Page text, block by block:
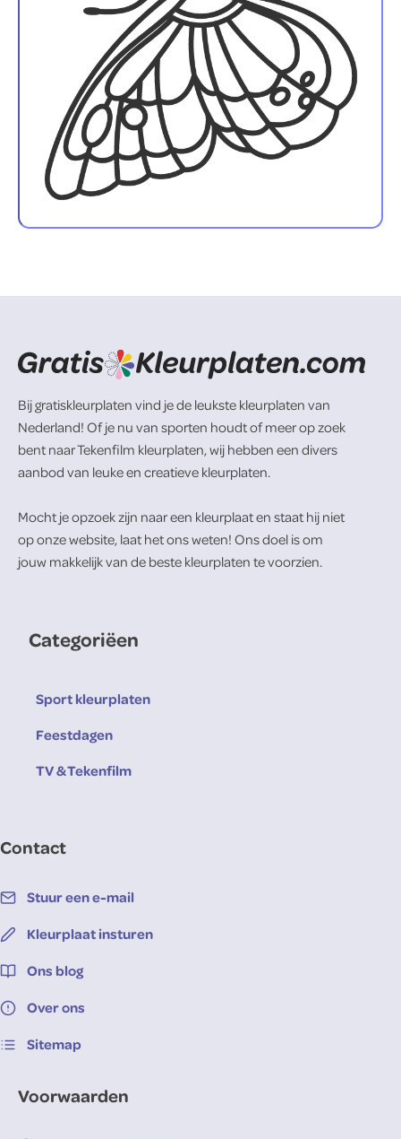
Bij gratiskleurplaten vind je de leukste kleurplaten van
Nederland! Of je nu van sporten houdt of meer op zoek
bent naar Tekenfilm kleurplaten, wij hebben een divers
aanbod van leuke en creatieve kleurplaten.
Mocht je opzoek zijn naar een kleurplaat en staat hij niet
op onze website, laat het ons weten! Ons doel is om
jouw makkelijk van de beste kleurplaten te voorzien.
Categoriëen
Sport kleurplaten
Feestdagen
TV & Tekenfilm
Contact
Stuur een e-mail
Kleurplaat insturen
Ons blog
Over ons
Sitemap
Voorwaarden